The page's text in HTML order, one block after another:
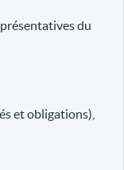
du
et obligations),